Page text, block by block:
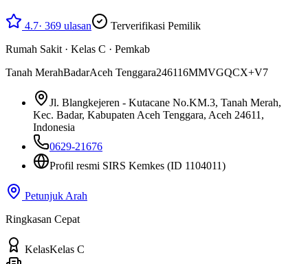
4.7· 369 ulasan
Terverifikasi Pemilik
Rumah Sakit · Kelas C · Pemkab
Tanah MerahBadarAceh Tenggara246116MMVGQCX+V7
Jl. Blangkejeren - Kutacane No.KM.3, Tanah Merah,
Kec. Badar, Kabupaten Aceh Tenggara, Aceh 24611,
Indonesia
0629-21676
Profil resmi SIRS Kemkes (ID 1104011)
Petunjuk Arah
Ringkasan Cepat
KelasKelas C